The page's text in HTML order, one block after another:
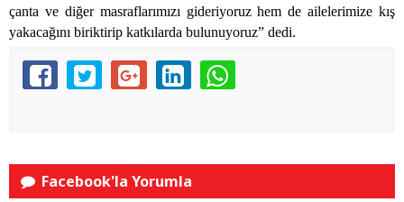
çanta ve diğer masraflarımızı gideriyoruz hem de ailelerimize kış
yakacağını biriktirip katkılarda bulunuyoruz” dedi.
Facebook'la Yorumla